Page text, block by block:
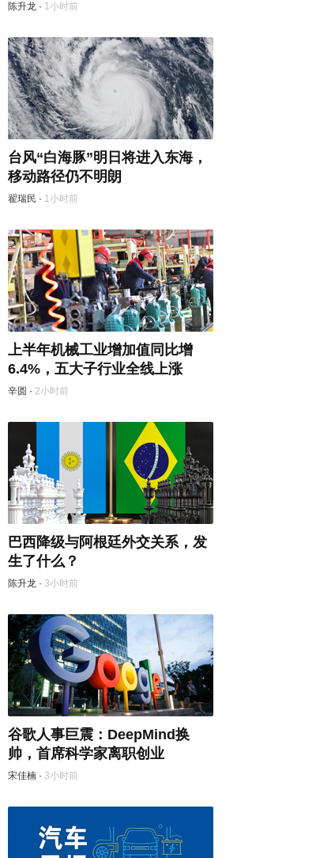
陈升龙 · 1小时前
台风“白海豚”明日将进入东海，
移动路径仍不明朗
翟瑞民 · 1小时前
上半年机械工业增加值同比增
6.4%，五大子行业全线上涨
辛圆 · 2小时前
巴西降级与阿根廷外交关系，发
生了什么？
陈升龙 · 3小时前
谷歌人事巨震：DeepMind换
帅，首席科学家离职创业
宋佳楠 · 3小时前